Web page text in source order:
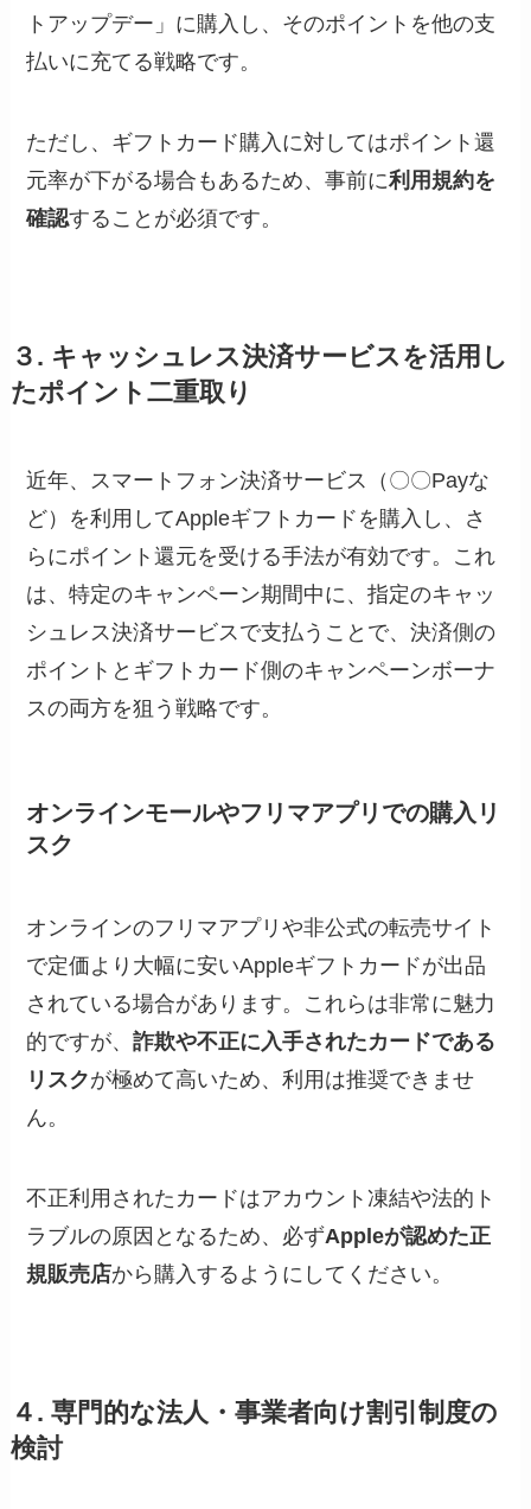
トアップデー」に購入し、そのポイントを他の支
払いに充てる戦略です。
ただし、ギフトカード購入に対してはポイント還
元率が下がる場合もあるため、事前に利用規約を
確認することが必須です。
３. キャッシュレス決済サービスを活用し
たポイント二重取り
近年、スマートフォン決済サービス（〇〇Payな
ど）を利用してAppleギフトカードを購入し、さ
らにポイント還元を受ける手法が有効です。これ
は、特定のキャンペーン期間中に、指定のキャッ
シュレス決済サービスで支払うことで、決済側の
ポイントとギフトカード側のキャンペーンボーナ
スの両方を狙う戦略です。
オンラインモールやフリマアプリでの購入リ
スク
オンラインのフリマアプリや非公式の転売サイト
で定価より大幅に安いAppleギフトカードが出品
されている場合があります。これらは非常に魅力
的ですが、詐欺や不正に入手されたカードである
リスクが極めて高いため、利用は推奨できませ
ん。
不正利用されたカードはアカウント凍結や法的ト
ラブルの原因となるため、必ずAppleが認めた正
規販売店から購入するようにしてください。
４. 専門的な法人・事業者向け割引制度の
検討